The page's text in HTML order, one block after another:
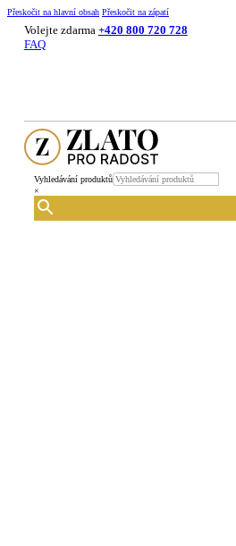
Přeskočit na hlavní obsah Přeskočit na zápatí
Volejte zdarma +420 800 720 728
FAQ
Vyhledávání produktů
×